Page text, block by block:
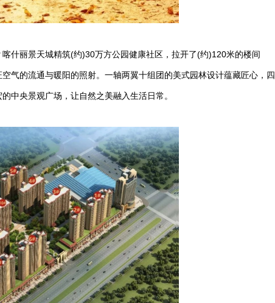
什丽景天城精筑(约)30万方公园健康社区，拉开了(约)120米的楼间
气的流通与暖阳的照射。一轴两翼十组团的美式园林设计蕴藏匠心，四
中央景观广场，让自然之美融入生活日常。